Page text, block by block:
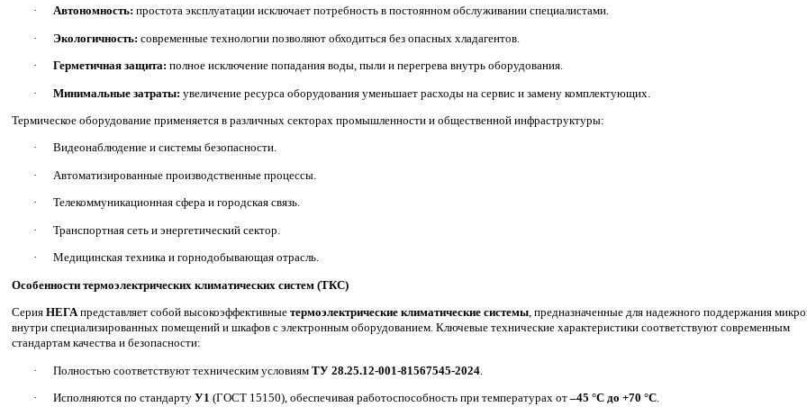
· Автономность: простота эксплуатации исключает потребность в постоянном обслуживании специалистами.
· Экологичность: современные технологии позволяют обходиться без опасных хладагентов.
· Герметичная защита: полное исключение попадания воды, пыли и перегрева внутрь оборудования.
· Минимальные затраты: увеличение ресурса оборудования уменьшает расходы на сервис и замену комплектующих.
Термическое оборудование применяется в различных секторах промышленности и общественной инфраструктуры:
· Видеонаблюдение и системы безопасности.
· Автоматизированные производственные процессы.
· Телекоммуникационная сфера и городская связь.
· Транспортная сеть и энергетический сектор.
· Медицинская техника и горнодобывающая отрасль.
Особенности термоэлектрических климатических систем (ТКС)
Серия НЕГАпредставляет собой высокоэффективные термоэлектрические климатические системы, предназначенные для надежного поддержания
внутри специализированных помещений и шкафов с электронным оборудованием. Ключевые технические характеристики соответствуют современным
стандартам качества и безопасности:
· Полностью соответствуют техническим условиям ТУ 28.25.12-001-81567545-2024.
· Исполняются по стандарту У1 (ГОСТ 15150), обеспечивая работоспособность при температурах от –45 °C до +70 °C.